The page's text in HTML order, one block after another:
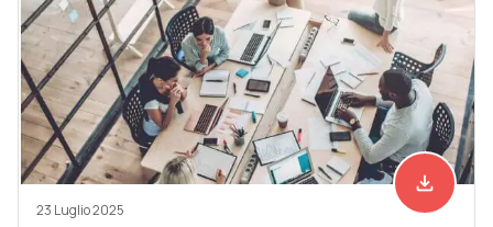
Scarica
file_download
23 Luglio 2025